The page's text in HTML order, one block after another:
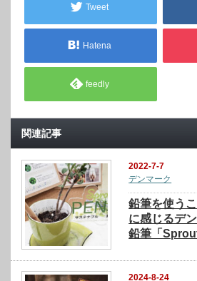
Tweet
Hatena
feedly
関連記事
2022-7-7
デンマーク
鉛筆を使う
に感じるデ
鉛筆「
2024-8-24